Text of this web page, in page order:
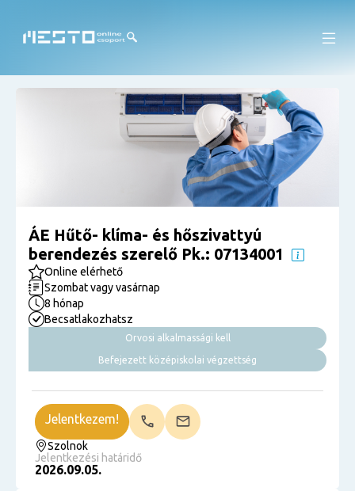
ÁE Hűtő- klíma- és hőszivattyú
berendezés szerelő Pk.: 07134001
Online elérhető
Szombat vagy vasárnap
8 hónap
Becsatlakozhatsz
Orvosi alkalmassági kell
Befejezett középiskolai végzettség
Szolnok
Jelentkezési határidő
2026.09.05.
Jelentkezem!